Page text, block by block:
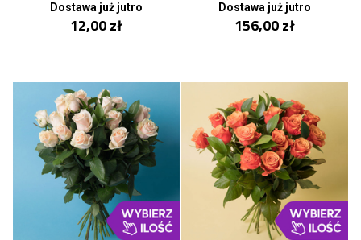
Dostawa już jutro
12,00 zł
Dostawa już jutro
156,00 zł